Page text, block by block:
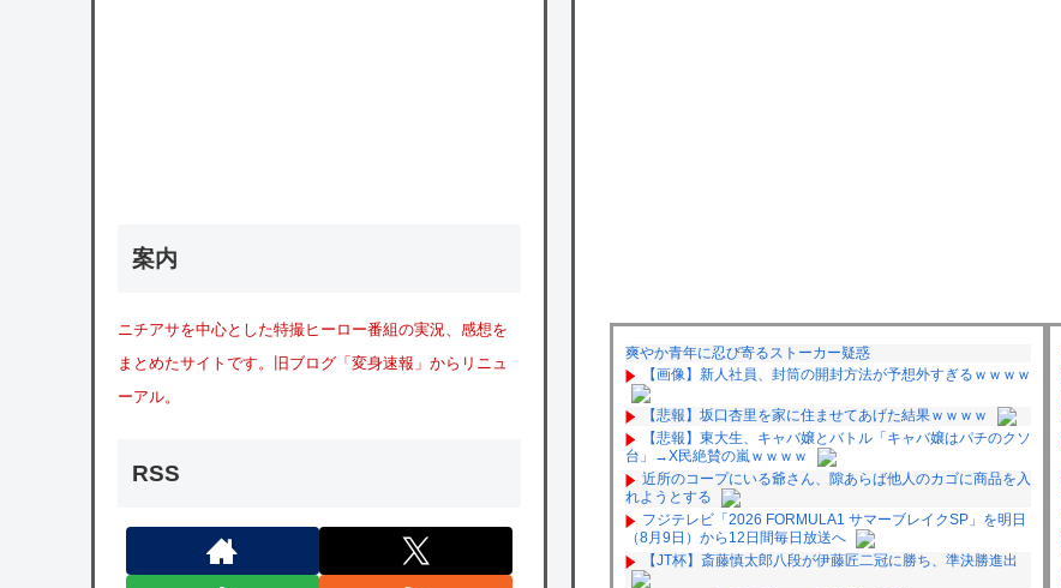
爽やか青年に忍び寄るストーカー疑惑
【画像】新人社員、封筒の開封方法が予想外すぎるｗｗｗｗ
【悲報】坂口杏里を家に住ませてあげた結果ｗｗｗｗ
【悲報】東大生、キャバ嬢とバトル「キャバ嬢はパチのクソ
台」→X民絶賛の嵐ｗｗｗｗ
近所のコープにいる爺さん、隙あらば他人のカゴに商品を入
れようとする
フジテレビ「2026 FORMULA1 サマーブレイクSP」を明日
（8月9日）から12日間毎日放送へ
【JT杯】斎藤慎太郎八段が伊藤匠二冠に勝ち、準決勝進出
案内
ニチアサを中心とした特撮ヒーロー番組の実況、感想を
まとめたサイトです。旧ブログ「変身速報」からリニュ
ーアル。
RSS